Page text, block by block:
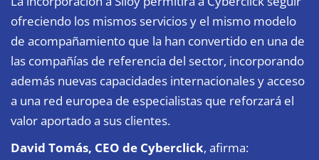
ofreciendo los mismos servicios y el mismo modelo
de acompañamiento que la han convertido en una de
las compañías de referencia del sector, incorporando
además nuevas capacidades internacionales y acceso
a una red europea de especialistas que reforzará el
valor aportado a sus clientes.
David Tomás, CEO de Cyberclick, afirma: